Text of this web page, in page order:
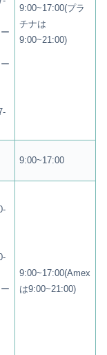
9:00~17:00(プラ
チナは
9:00~21:00)
9:00~17:00
9:00~17:00(Amex
は9:00~21:00)